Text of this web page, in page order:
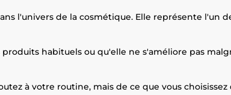
l'univers de la cosmétique. Elle représente l'un
habituels ou qu'elle ne s'améliore pas
à votre routine, mais de ce que vous